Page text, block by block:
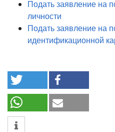
Подать заявление на
личности
Подать заявление на
идентификационной